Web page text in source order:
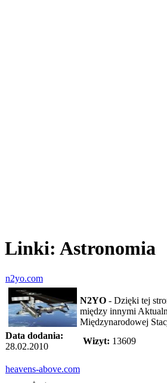
Linki: Astronomia
n2yo.com
N2YO - Dzięki tej
między innymi
Międzynarodowej
Data dodania:
28.02.2010
Wizyt: 13609
heavens-above.com